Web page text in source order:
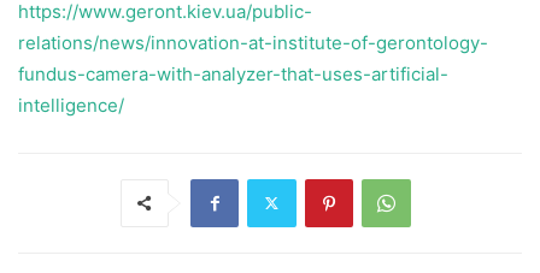
https://www.geront.kiev.ua/public-
relations/news/innovation-at-institute-of-gerontology-
fundus-camera-with-analyzer-that-uses-artificial-
intelligence/